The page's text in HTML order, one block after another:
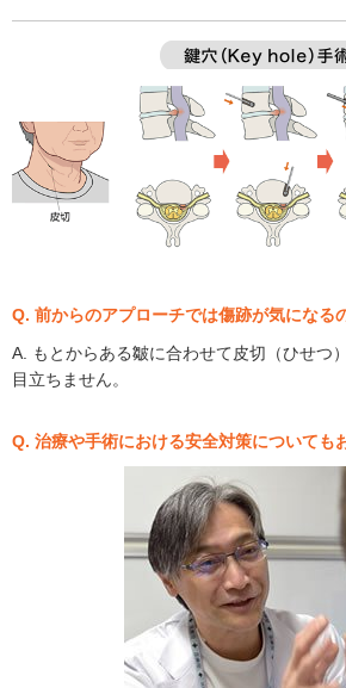
Q. 前からのアプローチでは傷跡が気になる
A. もとからある皺に合わせて皮切（ひせつ
目立ちません。
Q. 治療や手術における安全対策についても